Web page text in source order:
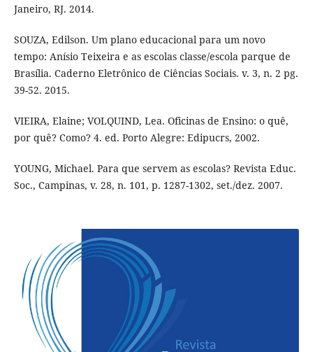
Janeiro, RJ. 2014.
SOUZA, Edilson. Um plano educacional para um novo
tempo: Anísio Teixeira e as escolas classe/escola parque de
Brasília. Caderno Eletrônico de Ciências Sociais. v. 3, n. 2 pg.
39-52. 2015.
VIEIRA, Elaine; VOLQUIND, Lea. Oficinas de Ensino: o quê,
por quê? Como? 4. ed. Porto Alegre: Edipucrs, 2002.
YOUNG, Michael. Para que servem as escolas? Revista Educ.
Soc., Campinas, v. 28, n. 101, p. 1287-1302, set./dez. 2007.